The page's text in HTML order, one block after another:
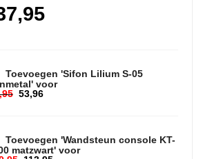
Toevoegen 'Sifon Lilium S-05
voor
prijs was: 59,95.
53,96
prijs is: 53,96.
Toevoegen 'Wandsteun console KT-
matzwart' voor